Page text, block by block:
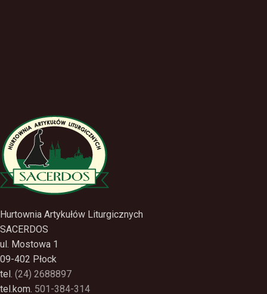
Hurtownia Artykułów Liturgicznych
SACERDOS
ul. Mostowa 1
09-402 Płock
tel. (24) 2688897
tel.kom. 501-384-314